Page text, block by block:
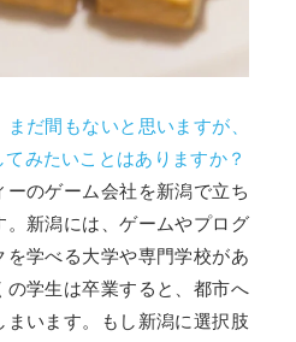
だ間もないと思いますが、
みたいことはありますか？
ーのゲーム会社を新潟で立ち
。新潟には、ゲームやプログ
を学べる大学や専門学校があ
の学生は卒業すると、都市へ
います。もし新潟に選択肢